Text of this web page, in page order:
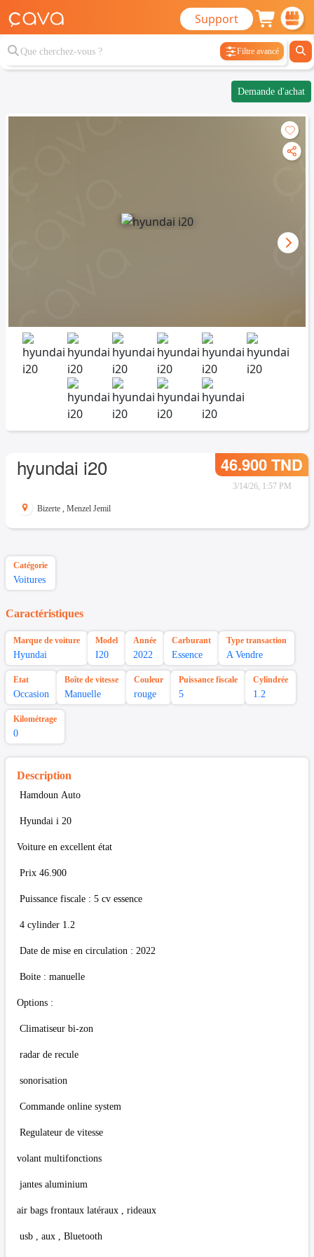
Support
Filtre avancé
Demande d'achat
hyundai i20 46.900 TND
3/14/26, 1:57 PM
Bizerte , Menzel Jemil
Catégorie
Voitures
Caractéristiques
Marque de voiture
Hyundai
Model
I20
Année
2022
Carburant
Essence
Type transaction
A Vendre
Etat
Occasion
Boîte de vitesse
Manuelle
Couleur
rouge
Puissance fiscale
5
Cylindrée
1.2
Kilométrage
0
Description
Hamdoun Auto
Hyundai i 20
Voiture en excellent état
Prix 46.900
Puissance fiscale : 5 cv essence
4 cylinder 1.2
Date de mise en circulation : 2022
Boite : manuelle
Options :
Climatiseur bi-zon
radar de recule
sonorisation
Commande online system
Regulateur de vitesse
volant multifonctions
jantes aluminium
air bags frontaux latéraux , rideaux
usb , aux , Bluetooth